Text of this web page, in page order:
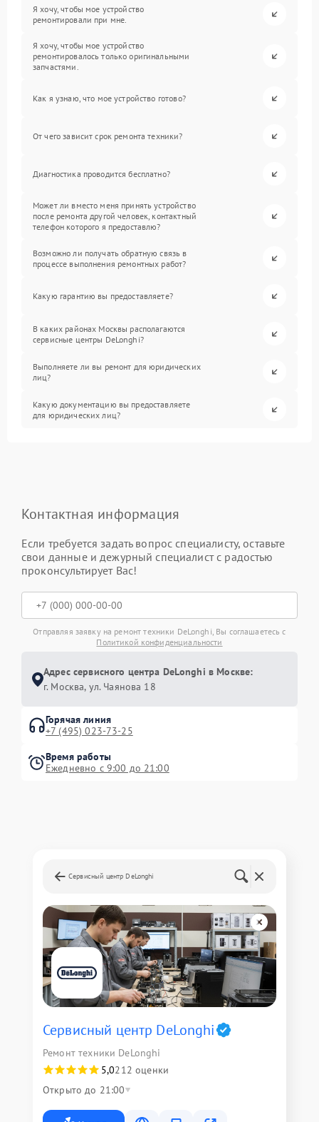
Я хочу, чтобы мое устройство
ремонтировали при мне.
Я хочу, чтобы мое устройство
ремонтировалось только оригинальными
запчастями.
Как я узнаю, что мое устройство готово?
От чего зависит срок ремонта техники?
Диагностика проводится бесплатно?
Может ли вместо меня принять устройство
после ремонта другой человек, контактный
телефон которого я предоставлю?
Возможно ли получать обратную связь в
процессе выполнения ремонтных работ?
Какую гарантию вы предоставляете?
В каких районах Москвы располагаются
сервисные центры DeLonghi?
Выполняете ли вы ремонт для юридических
лиц?
Какую документацию вы предоставляете
для юридических лиц?
Контактная информация
Если требуется задать вопрос специалисту, оставьте
свои данные и дежурный специалист с радостью
проконсультирует Вас!
Отправляя заявку на ремонт техники DeLonghi, Вы соглашаетесь с
Политикой конфиденциальности
Адрес сервисного центра DeLonghi в Москве:
г. Москва, ул. Чаянова 18
Горячая линия
+7 (495) 023-73-25
Время работы
Ежедневно с 9:00 до 21:00
Сервисный центр DeLonghi
Сервисный центр DeLonghi
Ремонт техники DeLonghi
5,0212 оценки
Открыто до 21:00